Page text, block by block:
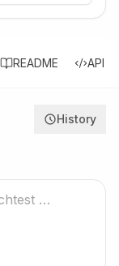
README API
History